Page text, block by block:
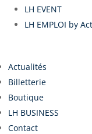
LH EVENT
LH EMPLOI by
Actualités
Billetterie
Boutique
LH BUSINESS
Contact